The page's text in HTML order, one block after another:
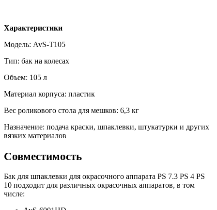
Характеристики
Модель: AvS-T105
Тип: бак на колесах
Объем: 105 л
Материал корпуса: пластик
Вес роликового стола для мешков: 6,3 кг
Назначение: подача краски, шпаклевки, штукатурки и других
вязких материалов
Совместимость
Бак для шпаклевки для окрасочного аппарата PS 7.3 PS 4 PS
10 подходит для различных окрасочных аппаратов, в том
числе: